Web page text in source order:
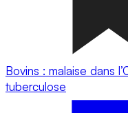
Bovins : malaise dans
tuberculose